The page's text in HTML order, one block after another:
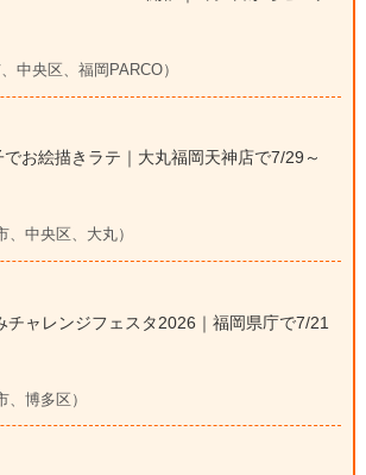
中央区、福岡PARCO）
お絵描きラテ｜大丸福岡天神店で7/29～
中央区、大丸）
チャレンジフェスタ2026｜福岡県庁で7/21
博多区）